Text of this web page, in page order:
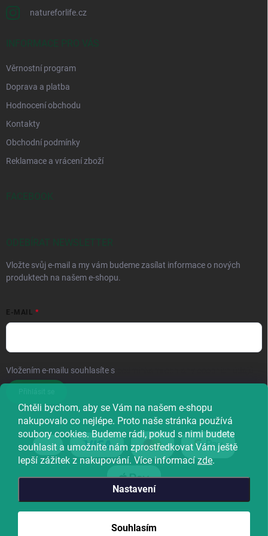
Chtěli bychom, aby se Vám na našem e-shopu
nakupovalo co nejlépe. Proto naše stránka používá
soubory cookies. Budeme rádi, pokud s nimi budete
souhlasit a umožníte nám zprostředkovat Vám ještě
lepší zážitek z nakupování. Více informací zde.
Nastavení
Souhlasím
natureforlife.cz
INFORMACE PRO VÁS
Věrnostní program
Doprava a platba
Hodnocení obchodu
Kontakty
Obchodní podmínky
Reklamace a vrácení zboží
FACEBOOK
ODEBÍRAT NEWSLETTER
Vložte svůj e-mail a my vám budeme zasílat informace o nových
produktech na našem e-shopu.
E-MAIL
Vložením e-mailu souhlasíte s
Natureforlife. Všechna práva vyhrazena.